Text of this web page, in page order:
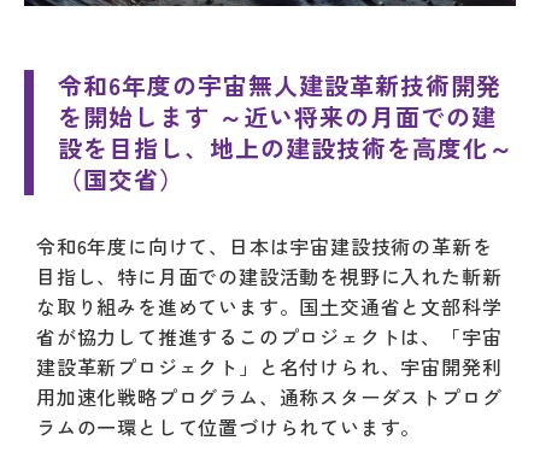
令和6年度の宇宙無人建設革新技術開発
を開始します ～近い将来の月面での建
設を目指し、地上の建設技術を高度化～
（国交省）
令和6年度に向けて、日本は宇宙建設技術の革新を
目指し、特に月面での建設活動を視野に入れた斬新
な取り組みを進めています。国土交通省と文部科学
省が協力して推進するこのプロジェクトは、「宇宙
建設革新プロジェクト」と名付けられ、宇宙開発利
用加速化戦略プログラム、通称スターダストプログ
ラムの一環として位置づけられています。